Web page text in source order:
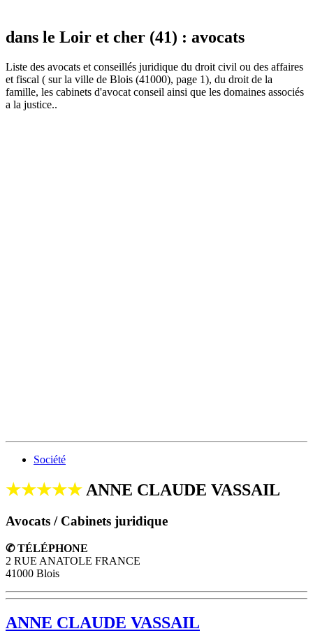
dans le Loir et cher (41) : avocats
Liste des avocats et conseillés juridique du droit civil ou des affaires
et fiscal ( sur la ville de Blois (41000), page 1), du droit de la
famille, les cabinets d'avocat conseil ainsi que les domaines associés
a la justice..
Société
★★★★★ ANNE CLAUDE VASSAIL
Avocats / Cabinets juridique
✆ TÉLÉPHONE
2 RUE ANATOLE FRANCE
41000 Blois
ANNE CLAUDE VASSAIL